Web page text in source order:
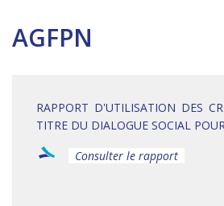
AGFPN
RAPPORT D'UTILISATION DES
TITRE DU DIALOGUE SOCIAL
Consulter le rapport